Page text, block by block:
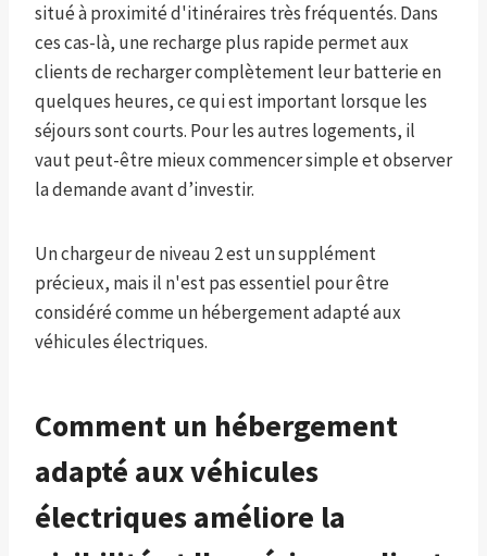
situé à proximité d'itinéraires très fréquentés. Dans
ces cas-là, une recharge plus rapide permet aux
clients de recharger complètement leur batterie en
quelques heures, ce qui est important lorsque les
séjours sont courts. Pour les autres logements, il
vaut peut-être mieux commencer simple et observer
la demande avant d’investir.
Un chargeur de niveau 2 est un supplément
précieux, mais il n'est pas essentiel pour être
considéré comme un hébergement adapté aux
véhicules électriques.
Comment un hébergement
adapté aux véhicules
électriques améliore la